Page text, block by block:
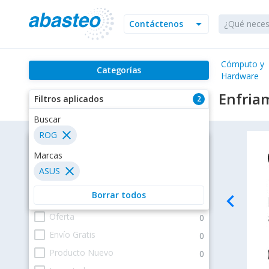
arrow_drop_down
Contáctenos
Categorías
Cómputo y
Hardware
2
Filtros aplicados
Buscar
close
ROG
Marcas
close
ASUS
Borrar todos
Filtros
Estatus
En existencia
check_box_outline_blank Oferta 0
check_box_outline_blank Envío Gratis 0
check_box_outline_blank Producto Nuevo 0
navigate_before